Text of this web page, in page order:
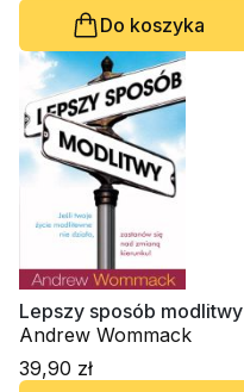
Do koszyka
Lepszy sposób modlitwy
Andrew Wommack
39,90 zł